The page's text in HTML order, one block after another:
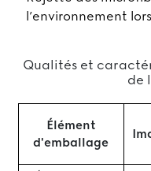
l’environnement
Qualités et
de
Élément
d'emballage